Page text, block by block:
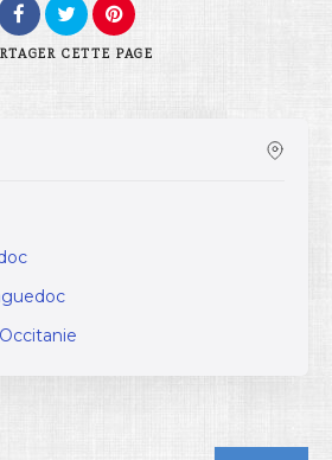
CETTE PAGE
Occitanie